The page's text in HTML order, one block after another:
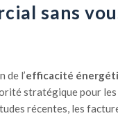
sans
de l’efficacité
stratégique pour les
récentes, les